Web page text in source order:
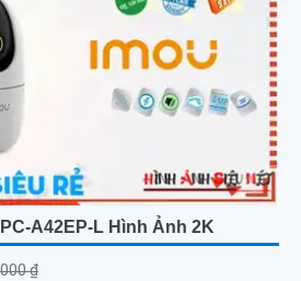
A42EP-L Hình Ảnh 2K
₫